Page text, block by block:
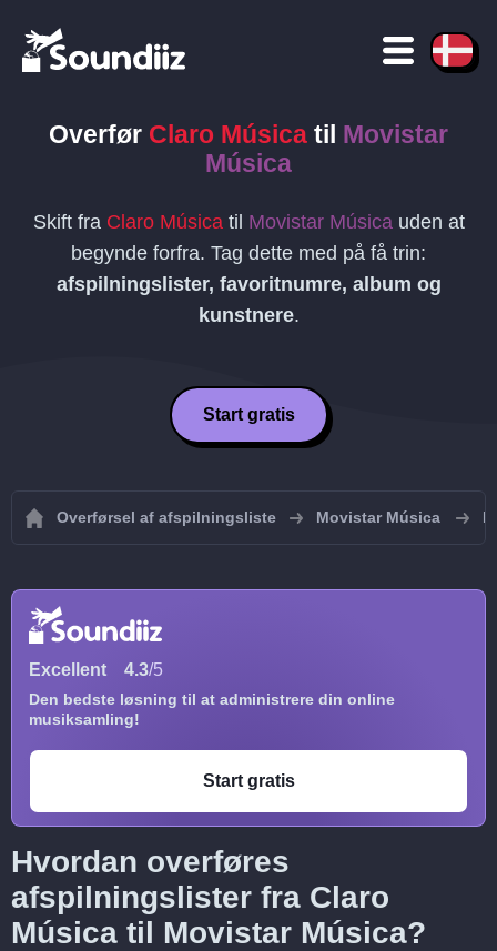
Overfør Claro Música til Movistar
Música
Skift fra Claro Músicatil Movistar Músicauden at
begynde forfra. Tag dette med på få trin:
afspilningslister, favoritnumre, album og
kunstnere.
Start gratis
Overførsel af afspilningsliste Movistar Música
Excellent 4.3/5
Den bedste løsning til at administrere din online
musiksamling!
Start gratis
Hvordan overføres
afspilningslister fra Claro
Música til Movistar Música?